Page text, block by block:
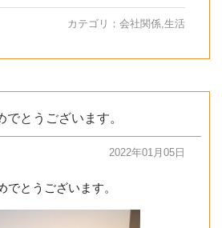
カテゴリ： 会社関係 生活
とうございます。
2022年01月05日
でとうございます。